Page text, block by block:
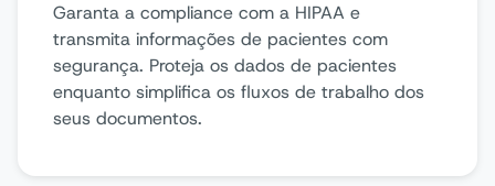
Garanta a compliance com a HIPAA e
transmita informações de pacientes com
segurança. Proteja os dados de pacientes
enquanto simplifica os fluxos de trabalho dos
seus documentos.